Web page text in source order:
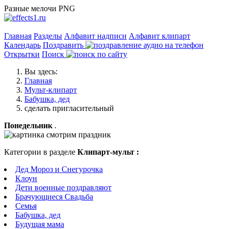
Разные мелочи PNG
Главная Разделы Алфавит надписи Алфавит клипарт
Календарь Поздравить
Открытки Поиск
Вы здесь:
Главная
Мульт-клипарт
Бабушка, дед
сделать пригласительный
Понедельник .
Категории в разделе Клипарт-мульт :
Дед Мороз и Снегурочка
Клоун
Дети военные поздравляют
Брачующиеся Свадьба
Семья
Бабушка, дед
Будущая мама